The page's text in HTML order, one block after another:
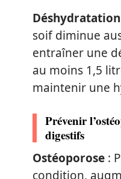
Déshydratation
soif diminue
entraîner une
au moins 1,5
maintenir une
Prévenir
digestifs
Ostéoporose :
condition,